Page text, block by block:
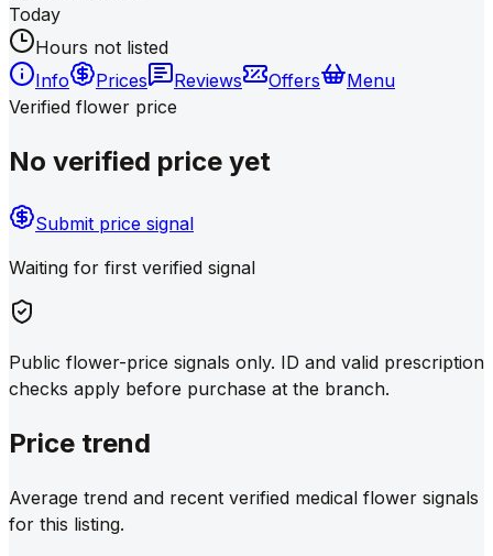
Today
Hours not listed
Info
Prices Reviews Offers
Menu
Verified flower price
No verified price yet
Submit price signal
Waiting for first verified signal
Public flower-price signals only. ID and valid prescription
checks apply before purchase at the branch.
Price trend
Average trend and recent verified medical flower signals
for this listing.